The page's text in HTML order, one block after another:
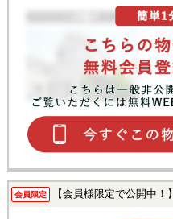
会員限定 【会員様限定で公開中！】